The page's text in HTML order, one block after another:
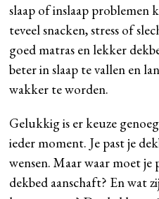
slaap of inslaap
teveel snacken, stress of
goed matras en lekker
beter in slaap te vallen en
wakker te worden.
Gelukkig is er keuze
ieder moment. Je past je
wensen. Maar waar moet je
dekbed aanschaft? En wat